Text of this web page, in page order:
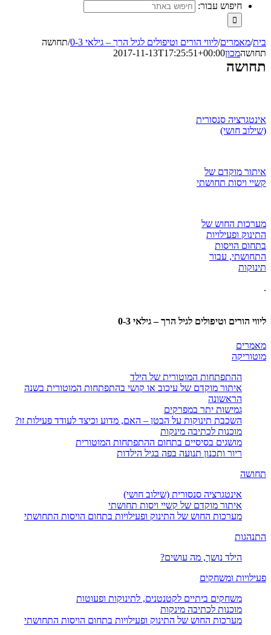
חיפוש עבור:
בית/מאמרים/ליווי הורים וטיפולים לגיל הרך – גילאי 0-3 /תחושה
תחושהמכון2017-11-13T17:25:51+00:00
תחושה
אינטגרציה סנסורית
(שילוב חושי)
איתור מוקדם של
קשיי ויסות תחושתי
מערכות החוש של
התינוק ופעילויות
בתחום הויסות
התחושתי, עבור
תינוקות
.
ליווי הורים וטיפולים לגיל הרך – גילאי 0-3
מאמרים
מוטוריקה
ההתפתחות המוטורית של הילד
איתור מוקדם של עיכוב או קושי בהתפתחות המוטורית בשנה
הראשונה
גמישות יתר במפרקים
השכבת תינוקות על הבטן – האם, מדוע וכיצד לעודד פעילות זו?
מוכנות לכתיבה מינקות
מושגים בסיסיים בתחום ההתפתחות המוטורית
ריור ותכנון תנועה בפה בגיל הילדות
תחושה
אינטגרציה סנסורית (שילוב חושי)
איתור מוקדם של קשיי ויסות תחושתי
מערכות החוש של התינוק ופעילויות בתחום הויסות התחושתי
התנהגות
הילד נושך, מה עושים?
פעילויות ומשחקים
משחקים ביתיים לקטנטנים, לתינוקות ופעוטות
מוכנות לכתיבה מינקות
מערכות החוש של התינוק ופעילויות בתחום הויסות התחושתי